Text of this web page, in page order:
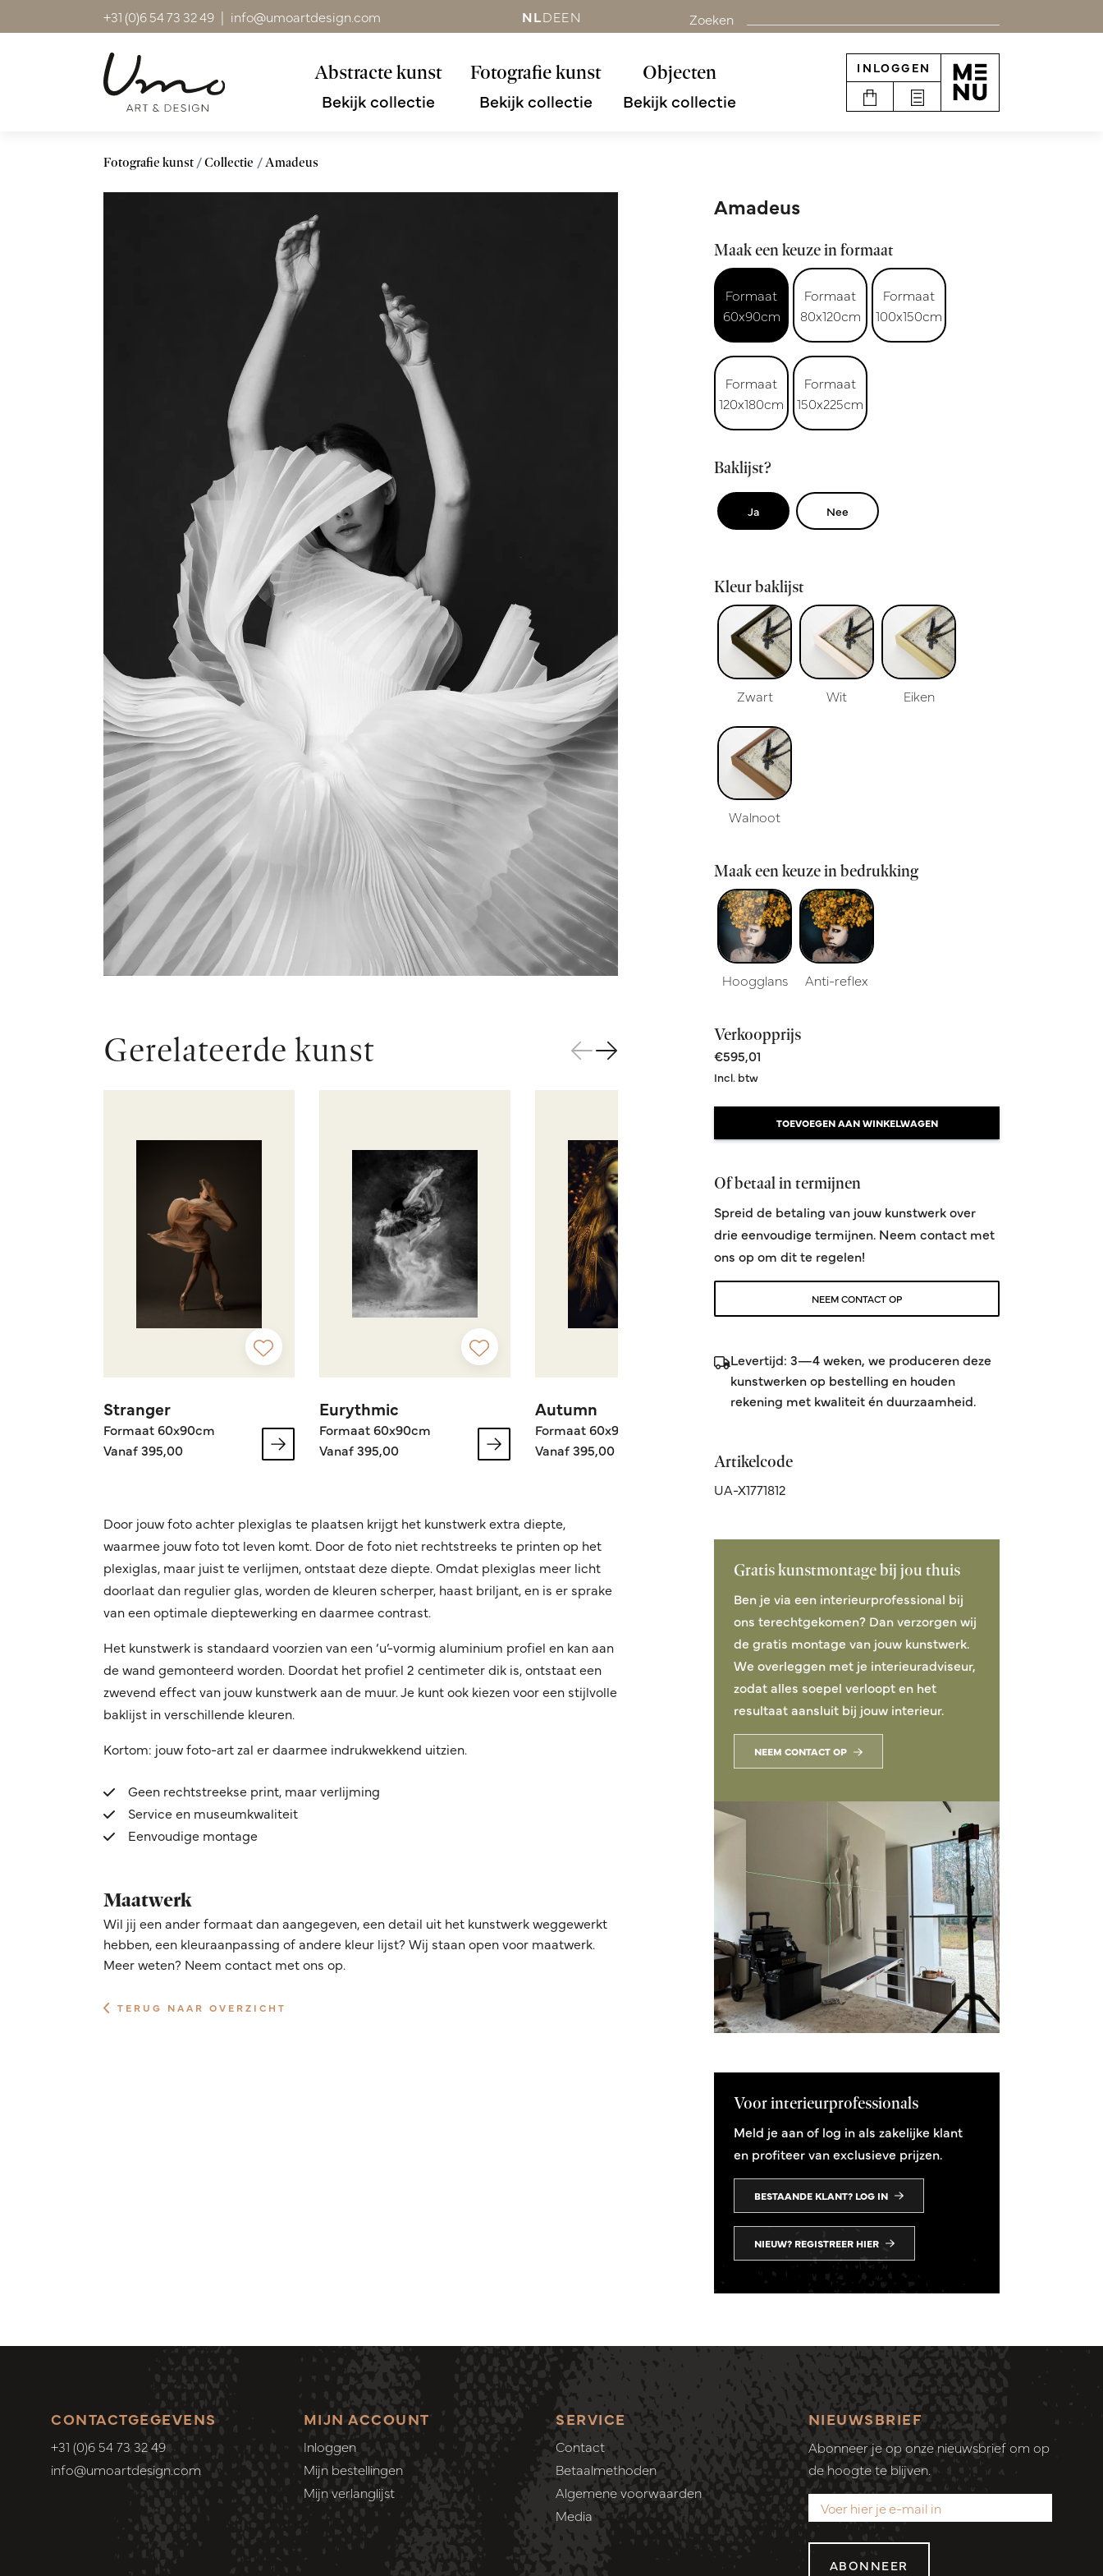
+31 (0)6 54 73 32 49 | info@umoartdesign.com NLDEEN Zoeken
Abstracte kunst
Bekijk collectie
Fotografie kunst
Bekijk collectie
Objecten
Bekijk collectie
INLOGGEN
Fotografie kunst Collectie Amadeus
Gerelateerde kunst
Stranger
Formaat 60x90cm
Vanaf 395,00
Eurythmic
Formaat 60x90cm
Vanaf 395,00
Autumn
Formaat 60x90cm
Vanaf 395,00
Magic beauty Silk
Door jouw foto achter plexiglas te plaatsen krijgt het kunstwerk extra diepte,
waarmee jouw foto tot leven komt. Door de foto niet rechtstreeks te printen op het
plexiglas, maar juist te verlijmen, ontstaat deze diepte. Omdat plexiglas meer licht
doorlaat dan regulier glas, worden de kleuren scherper, haast briljant, en is er sprake
van een optimale dieptewerking en daarmee contrast.
Het kunstwerk is standaard voorzien van een ‘u’-vormig aluminium profiel en kan aan
de wand gemonteerd worden. Doordat het profiel 2 centimeter dik is, ontstaat een
zwevend effect van jouw kunstwerk aan de muur. Je kunt ook kiezen voor een stijlvolle
baklijst in verschillende kleuren.
Kortom: jouw foto-art zal er daarmee indrukwekkend uitzien.
Geen rechtstreekse print, maar verlijming
Service en museumkwaliteit
Eenvoudige montage
Maatwerk
Wil jij een ander formaat dan aangegeven, een detail uit het kunstwerk weggewerkt
hebben, een kleuraanpassing of andere kleur lijst? Wij staan open voor maatwerk.
Meer weten? Neem contact met ons op.
TERUG NAAR OVERZICHT
Amadeus
Maak een keuze in formaat
Formaat
60x90cm
Formaat
80x120cm
Formaat
100x150cm
Formaat
120x180cm
Formaat
150x225cm
Baklijst?
Ja Nee
Kleur baklijst
Zwart Wit Eiken
Walnoot
Maak een keuze in bedrukking
Hoogglans Anti-reflex
Verkoopprijs
€595,01
Incl. btw
TOEVOEGEN AAN WINKELWAGEN
Of betaal in termijnen
Spreid de betaling van jouw kunstwerk over
drie eenvoudige termijnen. Neem contact met
ons op om dit te regelen!
NEEM CONTACT OP
Levertijd: 3—4 weken, we produceren deze
kunstwerken op bestelling en houden
rekening met kwaliteit én duurzaamheid.
Artikelcode
UA-X1771812
Gratis kunstmontage bij jou thuis
Ben je via een interieurprofessional bij
ons terechtgekomen? Dan verzorgen wij
de gratis montage van jouw kunstwerk.
We overleggen met je interieuradviseur,
zodat alles soepel verloopt en het
resultaat aansluit bij jouw interieur.
NEEM CONTACT OP
Voor interieurprofessionals
Meld je aan of log in als zakelijke klant
en profiteer van exclusieve prijzen.
BESTAANDE KLANT? LOG IN
NIEUW? REGISTREER HIER
CONTACTGEGEVENS
+31 (0)6 54 73 32 49
info@umoartdesign.com
MIJN ACCOUNT
Inloggen
Mijn bestellingen
Mijn verlanglijst
SERVICE
Contact
Betaalmethoden
Algemene voorwaarden
Media
NIEUWSBRIEF
Abonneer je op onze nieuwsbrief om op
de hoogte te blijven.
ABONNEER